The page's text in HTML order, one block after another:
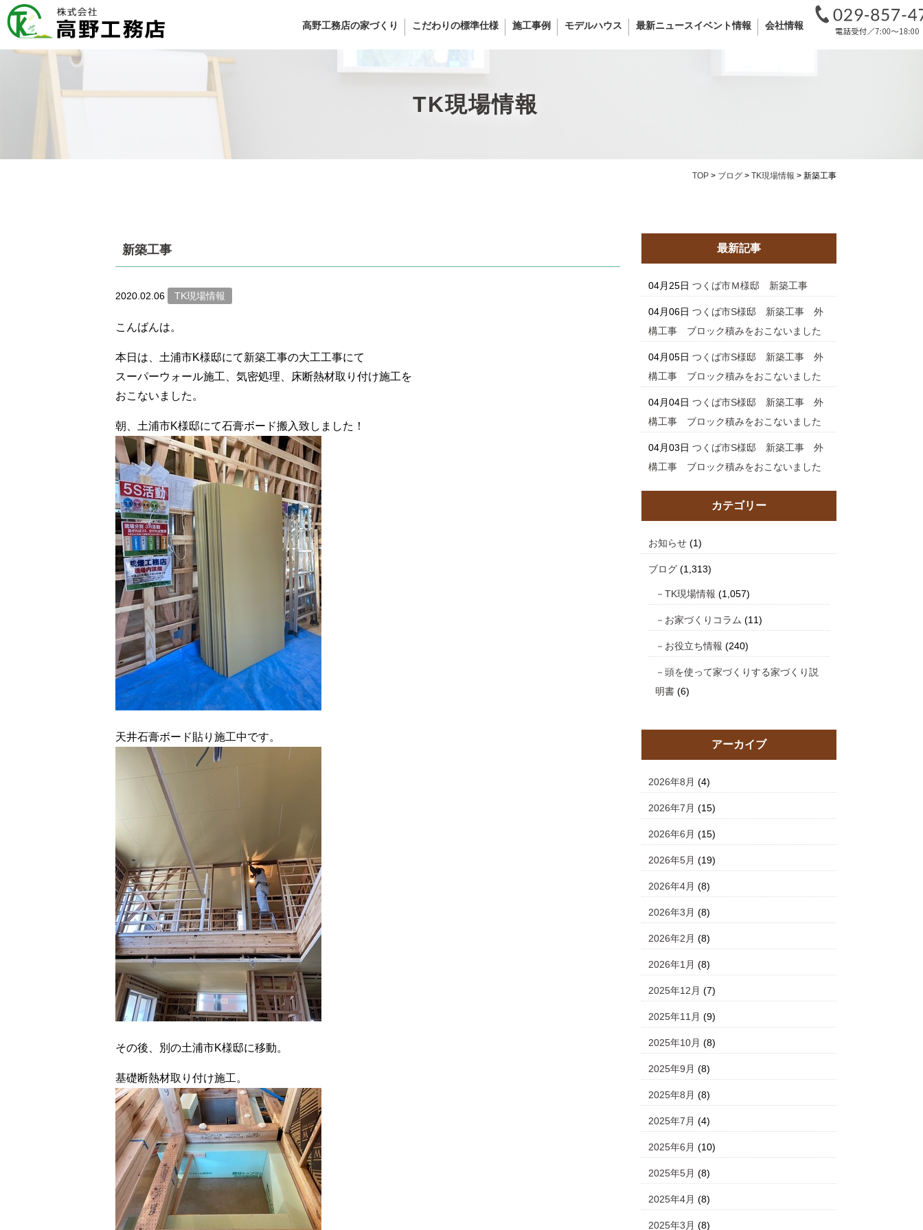
高野工務店の家づくり こだわりの標準仕様 施工事例 モデルハウス 最新ニュースイベント情報 会社情報
TK現場情報
TOP> ブログ> TK現場情報 > 新築工事
新築工事
2020.02.06 TK現場情報
こんばんは。
本日は、土浦市K様邸にて新築工事の大工工事にて
スーパーウォール施工、気密処理、床断熱材取り付け施工を
おこないました。
朝、土浦市K様邸にて石膏ボード搬入致しました！
天井石膏ボード貼り施工中です。
その後、別の土浦市K様邸に移動。
基礎断熱材取り付け施工。
最新記事
04月25日 つくば市Ｍ様邸 新築工事
04月06日 つくば市S様邸 新築工事 外
構工事 ブロック積みをおこないました
04月05日 つくば市S様邸 新築工事 外
構工事 ブロック積みをおこないました
04月04日 つくば市S様邸 新築工事 外
構工事 ブロック積みをおこないました
04月03日 つくば市S様邸 新築工事 外
構工事 ブロック積みをおこないました
カテゴリー
お知らせ (1)
ブログ (1,313)
TK現場情報 (1,057)
お家づくりコラム (11)
お役立ち情報 (240)
頭を使って家づくりする家づくり説
明書 (6)
アーカイブ
2026年8月 (4)
2026年7月 (15)
2026年6月 (15)
2026年5月 (19)
2026年4月 (8)
2026年3月 (8)
2026年2月 (8)
2026年1月 (8)
2025年12月 (7)
2025年11月 (9)
2025年10月 (8)
2025年9月 (8)
2025年8月 (8)
2025年7月 (4)
2025年6月 (10)
2025年5月 (8)
2025年4月 (8)
2025年3月 (8)